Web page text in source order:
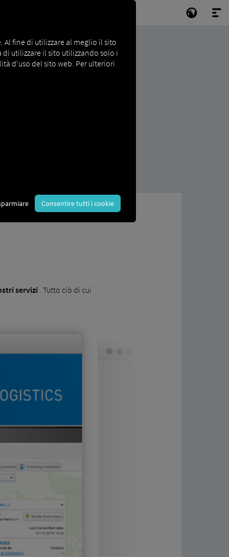
servizi . Tutto ciò di cui
fine di utilizzare al meglio il sito
utilizzare il sito utilizzando solo i
d'uso del sito web. Per ulteriori
Consentire tutti i cookie